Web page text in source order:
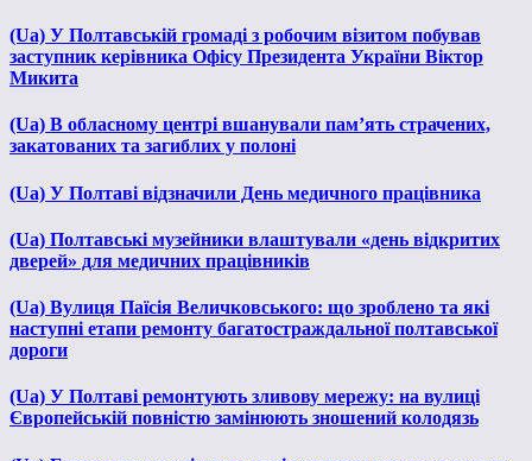
(Ua) У Полтавській громаді з робочим візитом побував
заступник керівника Офісу Президента України Віктор
Микита
(Ua) В обласному центрі вшанували пам’ять страчених,
закатованих та загиблих у полоні
(Ua) У Полтаві відзначили День медичного працівника
(Ua) Полтавські музейники влаштували «день відкритих
дверей» для медичних працівників
(Ua) Вулиця Паїсія Величковського: що зроблено та які
наступні етапи ремонту багатостраждальної полтавської
дороги
(Ua) У Полтаві ремонтують зливову мережу: на вулиці
Європейській повністю замінюють зношений колодязь